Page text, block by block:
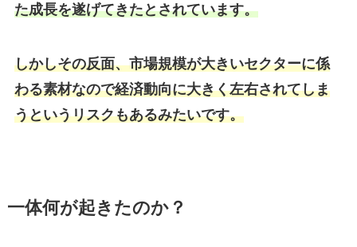
た成長を遂げてきたとされています。
しかしその反面、市場規模が大きいセクターに係
わる素材なので経済動向に大きく左右されてしま
うというリスクもあるみたいです。
一体何が起きたのか？